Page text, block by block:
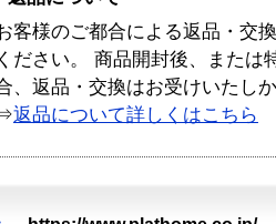
客様のご都合による返品・交
ください。 商品開封後、または
、返品・交換はお受けいたし
返品について詳しくはこちら